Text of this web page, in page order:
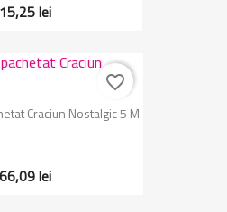
15,25 lei
Craciun Nostalgic 5 M
66,09 lei
favorite_border